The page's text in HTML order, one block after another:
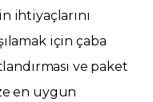
ihtiyaçlarını
için çaba
ve paket
en uygun